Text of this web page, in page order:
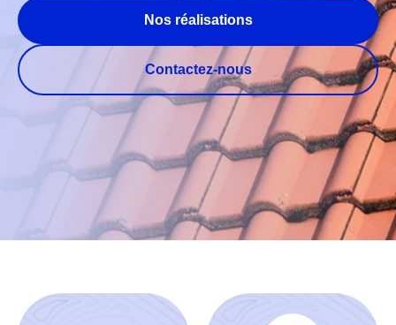
Nos réalisations
Contactez-nous